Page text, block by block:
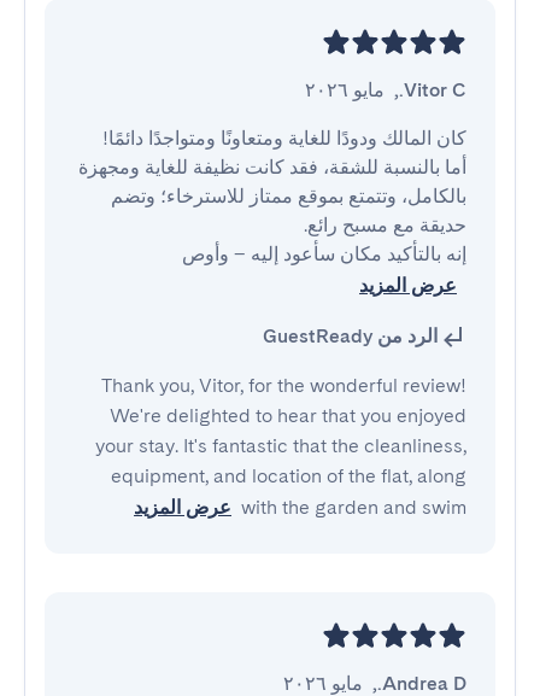
Vitor C.
, مايو ٢٠٢٦
إنه بالتأكيد مكان سأعود إليه – وأوص
عرض المزيد
الرد من GuestReady
Thank you, Vitor, for the wonderful review!
We're delighted to hear that you enjoyed
your stay. It's fantastic that the cleanliness,
equipment, and location of the flat, along
with the garden and swim عرض المزيد
Andrea D.
, مايو ٢٠٢٦